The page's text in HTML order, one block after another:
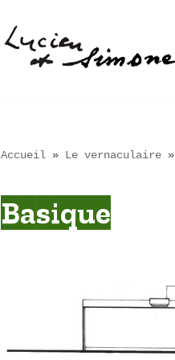
Accueil » Le vernaculaire »
Basique